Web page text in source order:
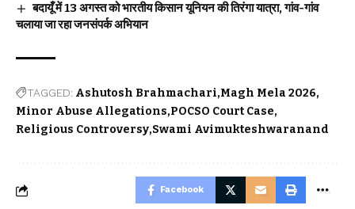
बदायूँ में 13 अगस्त को भारतीय किसान यूनियन की तिरंगा यात्रा, गांव-गांव
चलाया जा रहा जनसंपर्क अभियान
TAGGED: Ashutosh Brahmachari Magh Mela 2026
Minor Abuse Allegations POCSO Court Case
Religious Controversy Swami Avimukteshwaranand
Facebook